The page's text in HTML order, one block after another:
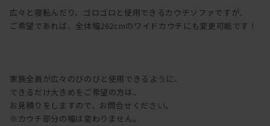
広々と寝転んだり、ゴロゴロと使用できるカウチソファですが、
ご希望であれば、全体幅262cmのワイドカウチにも変更可能です！
家族全員が広々のびのびと使用できるように、
できるだけ大きめをご希望の方は、
お見積りをしますので、お問合せください。
※カウチ部分の幅は変わりません。